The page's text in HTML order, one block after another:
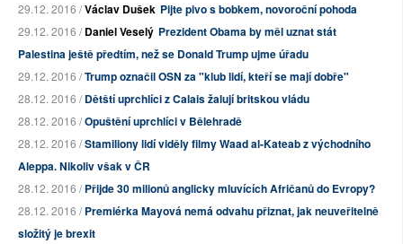
29.12. 2016 /Václav Dušek Pijte pivo s bobkem, novoroční pohoda
29.12. 2016 /Daniel Veselý Prezident Obama by měl uznat stát
Palestina ještě předtím, než se Donald Trump ujme úřadu
29.12. 2016 /Trump označil OSN za "klub lidí, kteří se mají dobře"
28.12. 2016 /Dětští uprchlíci z Calais žalují britskou vládu
28.12. 2016 /Opuštění uprchlíci v Bělehradě
28.12. 2016 /Stamiliony lidí viděly filmy Waad al-Kateab z východního
Aleppa. Nikoliv však v ČR
28.12. 2016 /Přijde 30 milionů anglicky mluvících Afričanů do Evropy?
28.12. 2016 /Premiérka Mayová nemá odvahu přiznat, jak neuveřitelně
složitý je brexit